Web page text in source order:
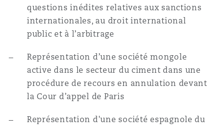
questions inédites relatives aux sanctions
internationales, au droit international
public et à l’arbitrage
Représentation d’une société mongole
active dans le secteur du ciment dans une
procédure de recours en annulation devant
la Cour d’appel de Paris
Représentation d'une société espagnole du